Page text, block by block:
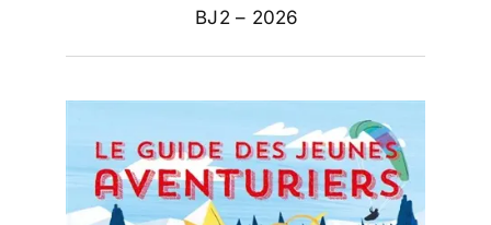
BJ2 – 2026